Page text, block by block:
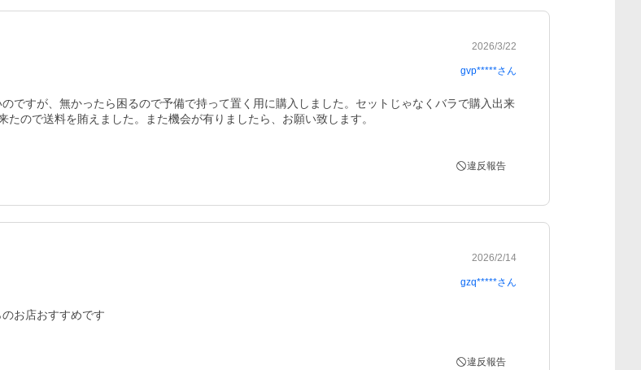
2026/3/22
gvp*****さん
ですが、無かったら困るので予備で持って置く用に購入しました。セットじゃなくバラで購入出来
ので送料を賄えました。また機会が有りましたら、お願い致します。
違反報告
2026/2/14
gzq*****さん
お店おすすめです
違反報告